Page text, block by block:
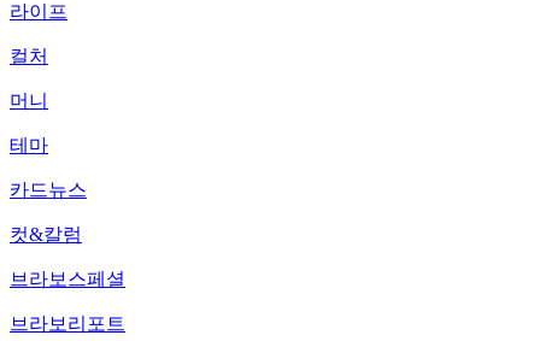
라이프
컬처
머니
테마
카드뉴스
컷&칼럼
브라보스페셜
브라보리포트